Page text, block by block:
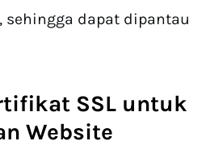
dapat dipantau
SSL untuk
Website